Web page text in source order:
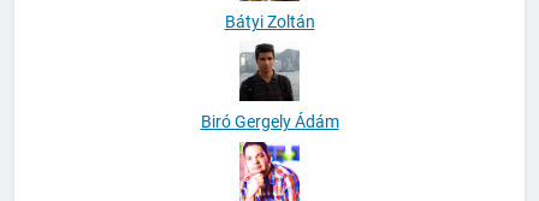
Bátyi Zoltán
Biró Gergely Ádám